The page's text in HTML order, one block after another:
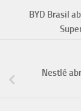
BYD Brasil
Nestlé